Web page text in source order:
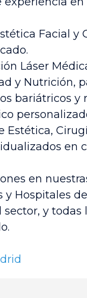
Facial y
Láser
y Nutrición,
bariátricos y
Estética,
en
en
y Hospitales
y todas